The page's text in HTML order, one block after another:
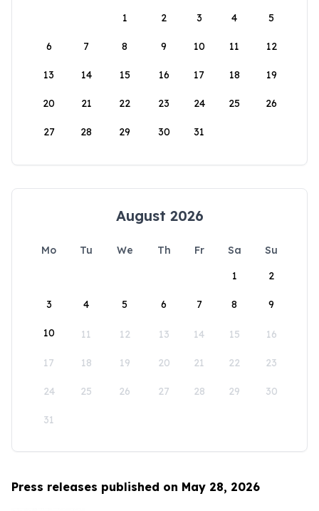
1
2 3 4 5
6 7 8 9 10 11 12
13 14 15 16 17 18 19
20 21 22 23 24 25 26
27 28 29 30 31
August 2026
Mo Tu We Th Fr Sa
Su
1
2
3 4 5 6 7 8 9
10 11 12 13 14 15 16
17 18 19 20 21 22 23
24 25 26 27 28 29 30
31
Press releases published on May 28, 2026